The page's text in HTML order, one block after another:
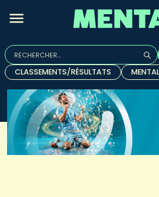
Rechercher :
Quand les résultats de l'auto-
CLASSEMENTS/RÉSULTATS